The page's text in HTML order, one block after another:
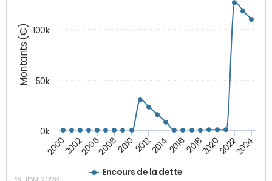
Montants (€)
Encours de la dette
200020022006200820102012201420162018202020222024
0k
50k
100k